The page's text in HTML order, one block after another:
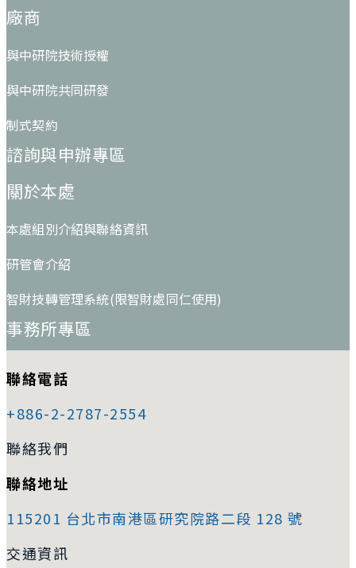
廠商
與中研院技術授權
與中研院共同研發
制式契約
諮詢與申辦專區
關於本處
本處組別介紹與聯絡資訊
研管會介紹
智財技轉管理系統(限智財處同仁使用)
事務所專區
聯絡電話
+886-2-2787-2554
聯絡我們
聯絡地址
115201 台北市南港區研究院路二段 128 號
交通資訊